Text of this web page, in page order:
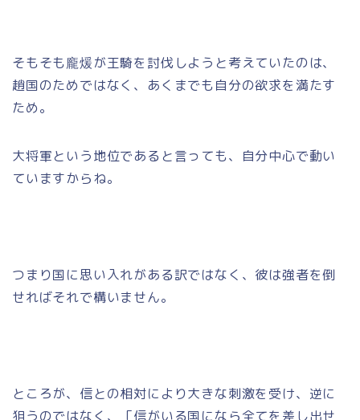
そもそも龐煖が王騎を討伐しようと考えていたのは、
趙国のためではなく、あくまでも自分の欲求を満たす
ため。
大将軍という地位であると言っても、自分中心で動い
ていますからね。
つまり国に思い入れがある訳ではなく、彼は強者を倒
せればそれで構いません。
ところが、信との相対により大きな刺激を受け、逆に
狙うのではなく、「信がいる国になら全てを差し出せ